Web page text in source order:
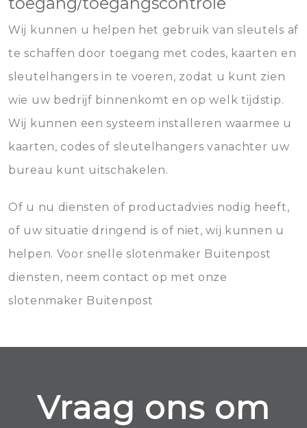
Wij kunnen u helpen het gebruik van sleutels af
te schaffen door toegang met codes, kaarten en
sleutelhangers in te voeren, zodat u kunt zien
wie uw bedrijf binnenkomt en op welk tijdstip.
Wij kunnen een systeem installeren waarmee u
kaarten, codes of sleutelhangers vanachter uw
bureau kunt uitschakelen.
Of u nu diensten of productadvies nodig heeft,
of uw situatie dringend is of niet, wij kunnen u
helpen. Voor snelle slotenmaker Buitenpost
diensten, neem contact op met onze
slotenmaker Buitenpost
Vraag ons om